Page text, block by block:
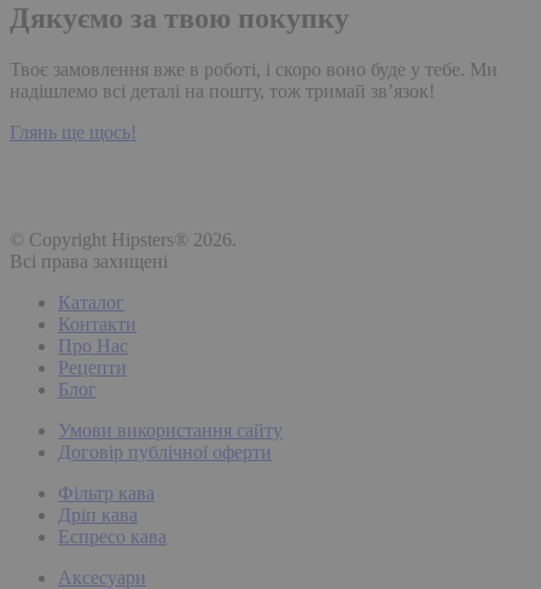
Дякуємо за твою покупку
Твоє замовлення вже в роботі, і скоро воно буде у тебе. Ми
надішлемо всі деталі на пошту, тож тримай зв’язок!
Глянь ще щось!
© Copyright Hipsters® 2026.
Всі права захищені
Каталог
Контакти
Про Нас
Рецепти
Блог
Умови використання сайту
Договір публічної оферти
Фільтр кава
Дріп кава
Еспресо кава
Аксесуари